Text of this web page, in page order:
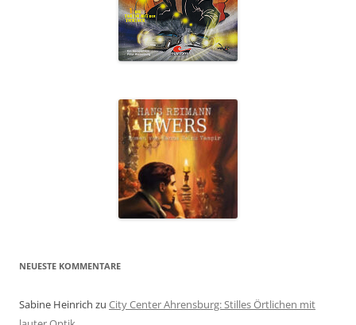
NEUESTE KOMMENTARE
Sabine Heinrich zu City Center Ahrensburg: Stilles Örtlichen mit